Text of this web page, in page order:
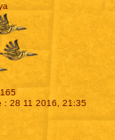
a
165
: 28 11 2016, 21:35